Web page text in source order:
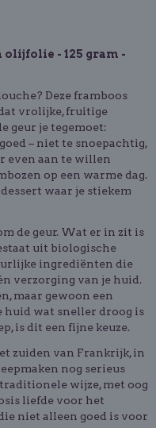
- 125 gram -
Deze framboos
vrolijke, fruitige
geur je tegemoet:
– niet te snoepachtig,
even aan te willen
op een warme dag.
waar je stiekem
de geur. Wat er in zit is
uit biologische
ingrediënten die
verzorging van je huid.
maar gewoon een
huid wat sneller droog is
is dit een fijne keuze.
zuiden van Frankrijk, in
nog serieus
wijze, met oog
liefde voor het
niet alleen goed is voor